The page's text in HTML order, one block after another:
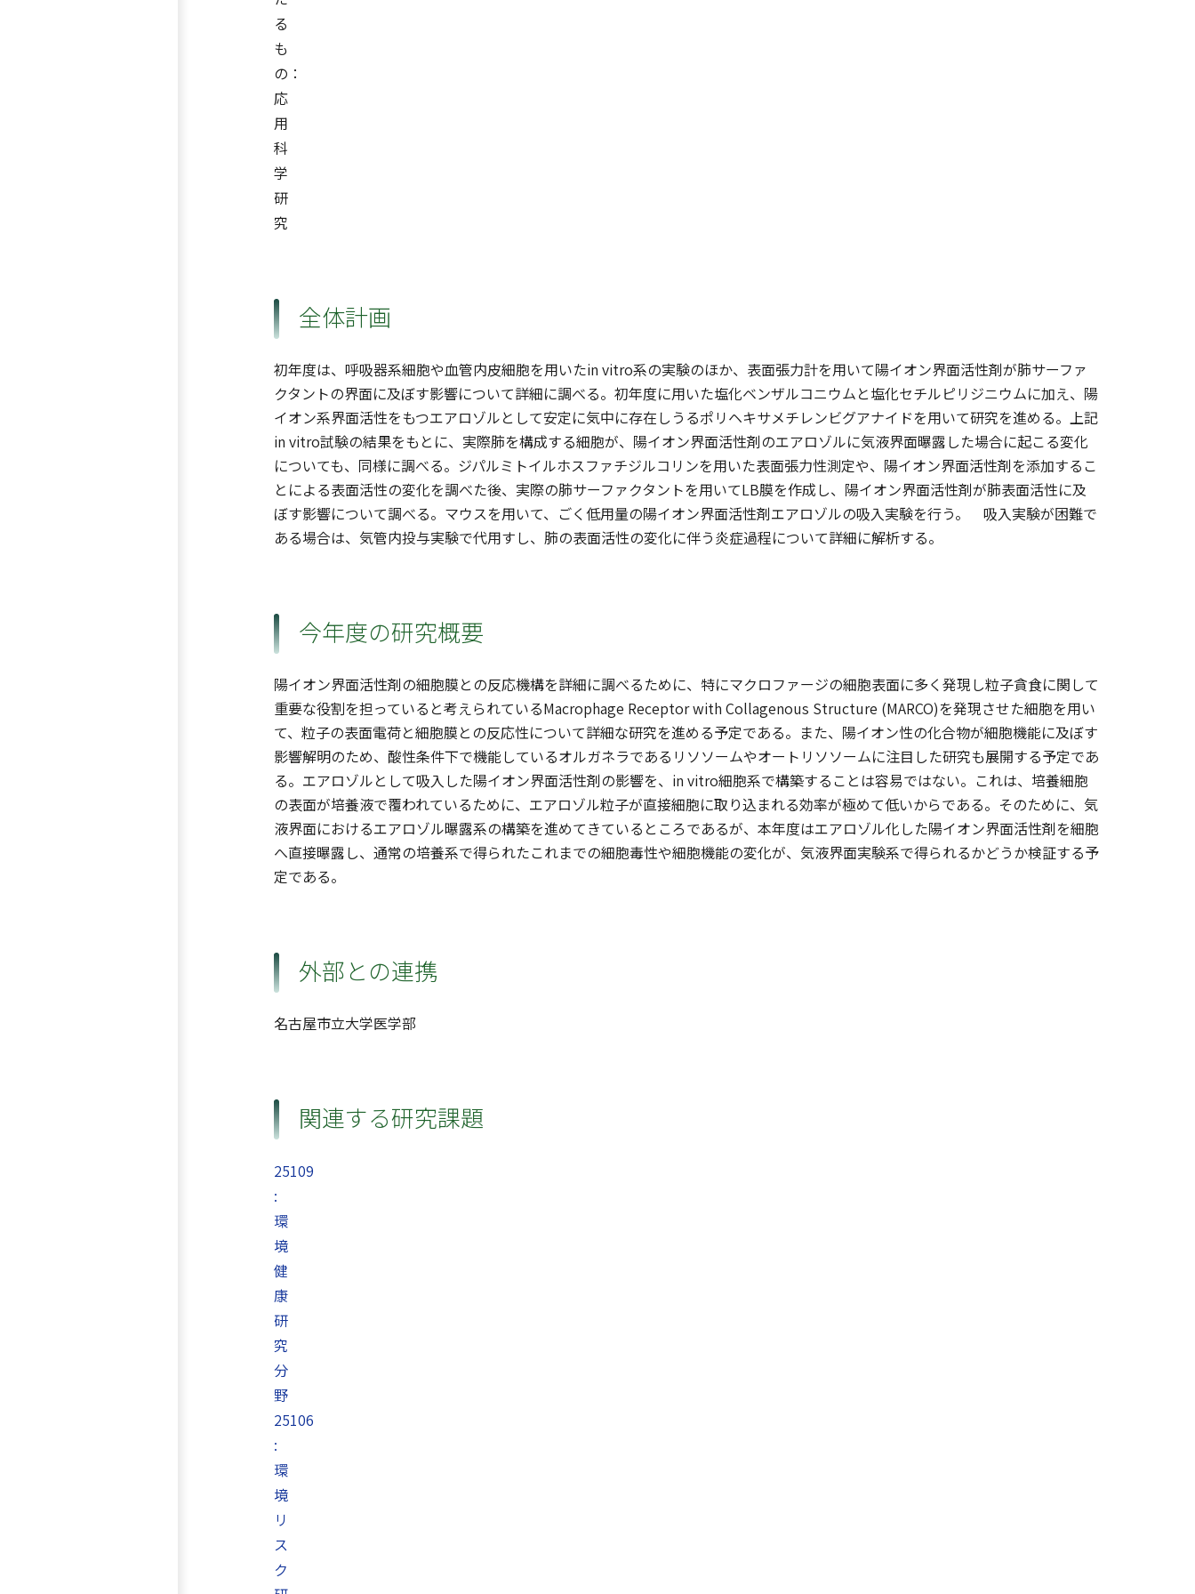
る
も
の：
応
用
科
学
研
究
全体計画
初年度は、呼吸器系細胞や血管内皮細胞を用いたin vitro系の実験のほか、表面張力計を用いて陽イオン界面活性剤が肺サーファ
クタントの界面に及ぼす影響について詳細に調べる。初年度に用いた塩化ベンザルコニウムと塩化セチルピリジニウムに加え、陽
イオン系界面活性をもつエアロゾルとして安定に気中に存在しうるポリヘキサメチレンビグアナイドを用いて研究を進める。上記
in vitro試験の結果をもとに、実際肺を構成する細胞が、陽イオン界面活性剤のエアロゾルに気液界面曝露した場合に起こる変化
についても、同様に調べる。ジパルミトイルホスファチジルコリンを用いた表面張力性測定や、陽イオン界面活性剤を添加するこ
とによる表面活性の変化を調べた後、実際の肺サーファクタントを用いてLB膜を作成し、陽イオン界面活性剤が肺表面活性に及
ぼす影響について調べる。マウスを用いて、ごく低用量の陽イオン界面活性剤エアロゾルの吸入実験を行う。 吸入実験が困難で
ある場合は、気管内投与実験で代用すし、肺の表面活性の変化に伴う炎症過程について詳細に解析する。
今年度の研究概要
陽イオン界面活性剤の細胞膜との反応機構を詳細に調べるために、特にマクロファージの細胞表面に多く発現し粒子貪食に関して
重要な役割を担っていると考えられているMacrophage Receptor with Collagenous Structure (MARCO)を発現させた細胞を用い
て、粒子の表面電荷と細胞膜との反応性について詳細な研究を進める予定である。また、陽イオン性の化合物が細胞機能に及ぼす
影響解明のため、酸性条件下で機能しているオルガネラであるリソソームやオートリソソームに注目した研究も展開する予定であ
る。エアロゾルとして吸入した陽イオン界面活性剤の影響を、in vitro細胞系で構築することは容易ではない。これは、培養細胞
の表面が培養液で覆われているために、エアロゾル粒子が直接細胞に取り込まれる効率が極めて低いからである。そのために、気
液界面におけるエアロゾル曝露系の構築を進めてきているところであるが、本年度はエアロゾル化した陽イオン界面活性剤を細胞
へ直接曝露し、通常の培養系で得られたこれまでの細胞毒性や細胞機能の変化が、気液界面実験系で得られるかどうか検証する予
定である。
外部との連携
名古屋市立大学医学部
関連する研究課題
25109
:
環
境
健
康
研
究
分
野
25106
:
環
境
リ
ス
ク